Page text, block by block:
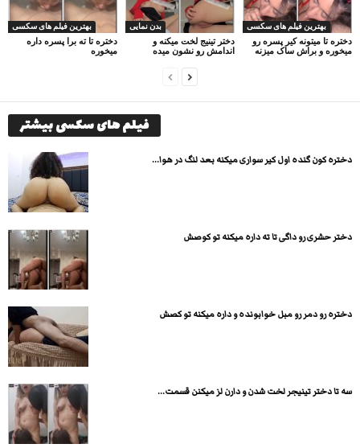
بهترین فیلم های سکسی
دختره تا ته برا پسره داره
میخوره
بدن نمایی
دختر تینیج لخت میکنه و
اندامش رو نشون میده
بهترین فیلم های سکسی
دختره تا میتونه کیر پسره رو
میخوره و براش ساک میزنه
فیلم های سکسی بیشتر
دختره کون گنده اول کیر سواری میکنه بعد لنگ در هوا...
دختر حشری رو داگی تا ته داره میکنه تو کوصش
دختره رو دمر رو مبل خوابونده و داره میکنه تو کصش
سه تا دختر تینیجر لخت شدن و دارن لز میکنن قسمت...